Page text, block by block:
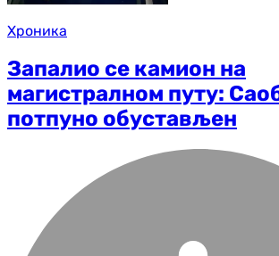
Хроника
Запалио се камион на
магистралном путу:
потпуно обустављен